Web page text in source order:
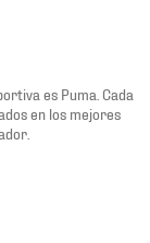
es Puma. Cada
en los mejores